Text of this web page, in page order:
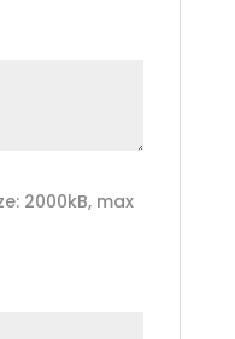
2000kB, max